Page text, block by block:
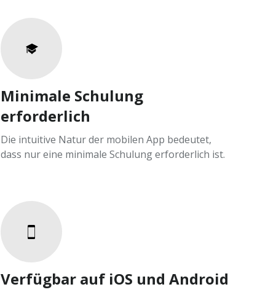
Minimale Schulung
erforderlich
Die intuitive Natur der mobilen App bedeutet,
dass nur eine minimale Schulung erforderlich ist.
Verfügbar auf iOS und Android